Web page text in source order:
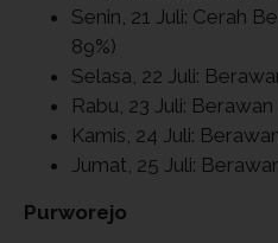
Senin, 21 Juli: Cerah
89%)
Selasa, 22 Juli:
Rabu, 23 Juli: Berawan
Kamis, 24 Juli:
Jumat, 25 Juli:
Purworejo